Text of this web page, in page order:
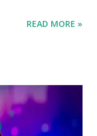
ശനിയാഴ്ച
ബ്ലേഡ്
ശേഷം യുവതിയെ
READ MORE »